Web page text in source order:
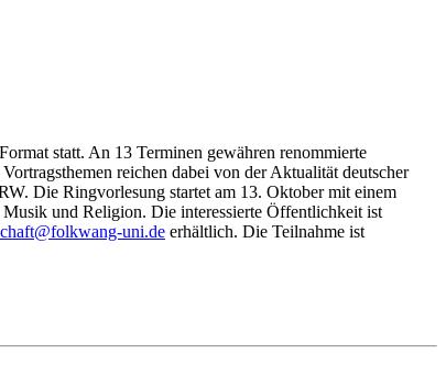
statt. An 13 Terminen gewähren renommierte
reichen dabei von der Aktualität deutscher
Die Ringvorlesung startet am 13. Oktobermit einem
Musik und Religion. Die interessierte Öffentlichkeit ist
ed.in
u-gna
wklof
@tfah
erhältlich. Die Teilnahme ist